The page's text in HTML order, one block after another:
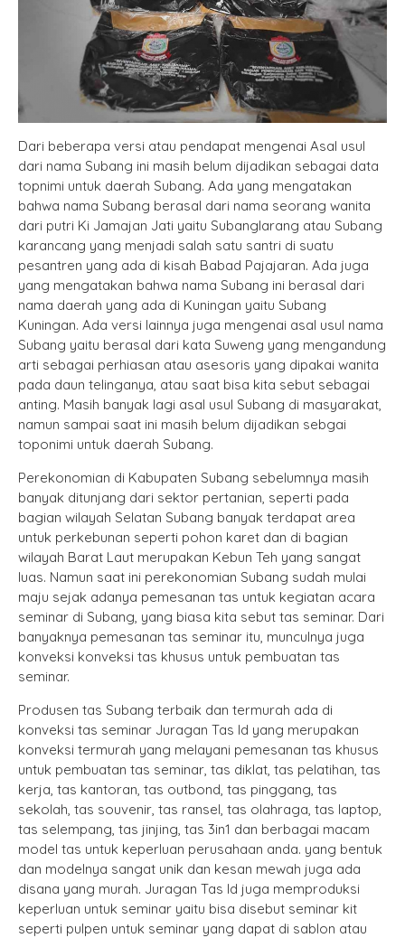
Dari beberapa versi atau pendapat mengenai Asal usul
dari nama Subang ini masih belum dijadikan sebagai data
topnimi untuk daerah Subang. Ada yang mengatakan
bahwa nama Subang berasal dari nama seorang wanita
dari putri Ki Jamajan Jati yaitu Subanglarang atau Subang
karancang yang menjadi salah satu santri di suatu
pesantren yang ada di kisah Babad Pajajaran. Ada juga
yang mengatakan bahwa nama Subang ini berasal dari
nama daerah yang ada di Kuningan yaitu Subang
Kuningan. Ada versi lainnya juga mengenai asal usul nama
Subang yaitu berasal dari kata Suweng yang mengandung
arti sebagai perhiasan atau asesoris yang dipakai wanita
pada daun telinganya, atau saat bisa kita sebut sebagai
anting. Masih banyak lagi asal usul Subang di masyarakat,
namun sampai saat ini masih belum dijadikan sebgai
toponimi untuk daerah Subang.
Perekonomian di Kabupaten Subang sebelumnya masih
banyak ditunjang dari sektor pertanian, seperti pada
bagian wilayah Selatan Subang banyak terdapat area
untuk perkebunan seperti pohon karet dan di bagian
wilayah Barat Laut merupakan Kebun Teh yang sangat
luas. Namun saat ini perekonomian Subang sudah mulai
maju sejak adanya pemesanan tas untuk kegiatan acara
seminar di Subang, yang biasa kita sebut tas seminar. Dari
banyaknya pemesanan tas seminar itu, munculnya juga
konveksi konveksi tas khusus untuk pembuatan tas
seminar.
Produsen tas Subang terbaik dan termurah ada di
konveksi tas seminar Juragan Tas Id yang merupakan
konveksi termurah yang melayani pemesanan tas khusus
untuk pembuatan tas seminar, tas diklat, tas pelatihan, tas
kerja, tas kantoran, tas outbond, tas pinggang, tas
sekolah, tas souvenir, tas ransel, tas olahraga, tas laptop,
tas selempang, tas jinjing, tas 3in1 dan berbagai macam
model tas untuk keperluan perusahaan anda. yang bentuk
dan modelnya sangat unik dan kesan mewah juga ada
disana yang murah. Juragan Tas Id juga memproduksi
keperluan untuk seminar yaitu bisa disebut seminar kit
seperti pulpen untuk seminar yang dapat di sablon atau